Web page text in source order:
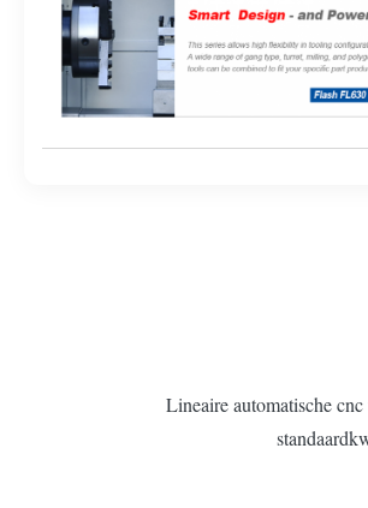
Lineaire automatische